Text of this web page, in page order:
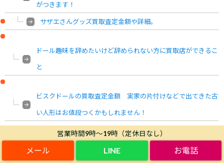
営業時間9時～19時（定休日なし）
LINE
がつきます！
サザエさんグッズ買取査定金額や詳細。
ドール趣味を辞めたいけど辞められない方に買取店ができるこ
と
ビスクドールの買取査定金額 実家の片付けなどで出てきた古
い人形はお値段つくかもしれません！
実家の片付け
ウォーターゲーム買取査定金額。動かなくても売れます！